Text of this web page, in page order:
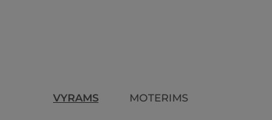
VYRAMS MOTERIMS